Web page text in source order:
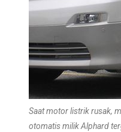
Saat motor listrik rusak,
otomatis milik Alphard